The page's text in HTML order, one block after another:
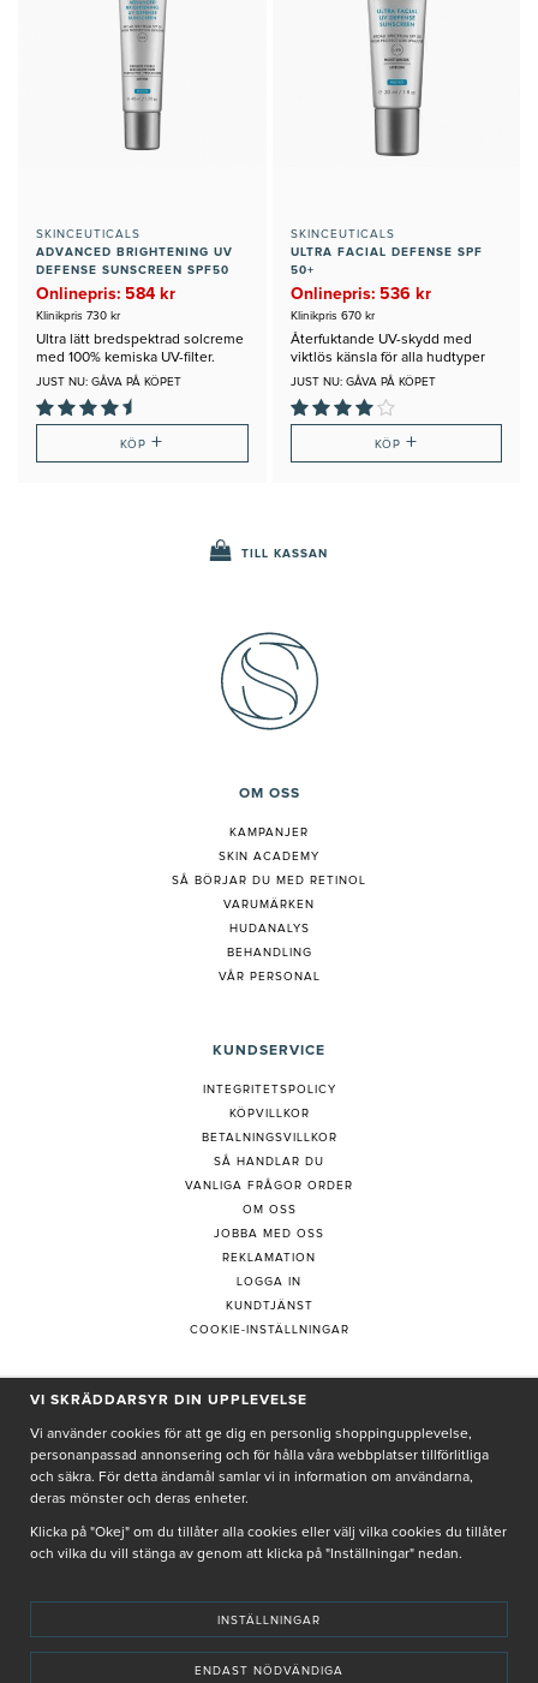
SKINCEUTICALS
ADVANCED BRIGHTENING UV
DEFENSE SUNSCREEN SPF50
Onlinepris: 584 kr
Klinikpris 730 kr
Ultra lätt bredspektrad solcreme
med 100% kemiska UV-filter.
JUST NU: GÅVA PÅ KÖPET
KÖP+
SKINCEUTICALS
ULTRA FACIAL DEFENSE SPF
50+
Onlinepris: 536 kr
Klinikpris 670 kr
Återfuktande UV-skydd med
viktlös känsla för alla hudtyper
JUST NU: GÅVA PÅ KÖPET
KÖP +
TILL KASSAN
OM OSS
KAMPANJER
SKIN ACADEMY
SÅ BÖRJAR DU MED RETINOL
VARUMÄRKEN
HUDANALYS
BEHANDLING
VÅR PERSONAL
KUNDSERVICE
INTEGRITETSPOLICY
KÖPVILLKOR
BETALNINGSVILLKOR
SÅ HANDLAR DU
VANLIGA FRÅGOR ORDER
OM OSS
JOBBA MED OSS
REKLAMATION
LOGGA IN
KUNDTJÄNST
COOKIE-INSTÄLLNINGAR
PRENUMERERA PÅ NYHETSBREV
Genom att ge min e-post, accepterar jag Seth och Sally integritetspolicy
De uppgifter du matar in kommer endast användas till våra nyhetsbrev.
VI SKRÄDDARSYR DIN UPPLEVELSE
Vi använder cookies för att ge dig en personlig shoppingupplevelse,
personanpassad annonsering och för hålla våra webbplatser tillförlitliga
och säkra. För detta ändamål samlar vi in information om användarna,
deras mönster och deras enheter.
Klicka på "Okej" om du tillåter alla cookies eller välj vilka cookies du tillåter
och vilka du vill stänga av genom att klicka på "Inställningar" nedan.
INSTÄLLNINGAR
ENDAST NÖDVÄNDIGA